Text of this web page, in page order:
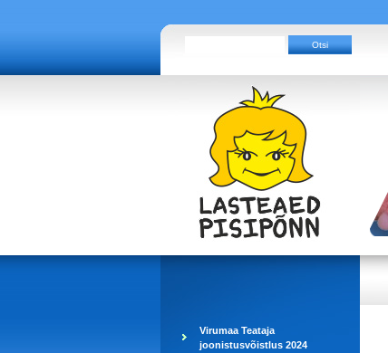
Virumaa Teataja
joonistusvõistlus 2024